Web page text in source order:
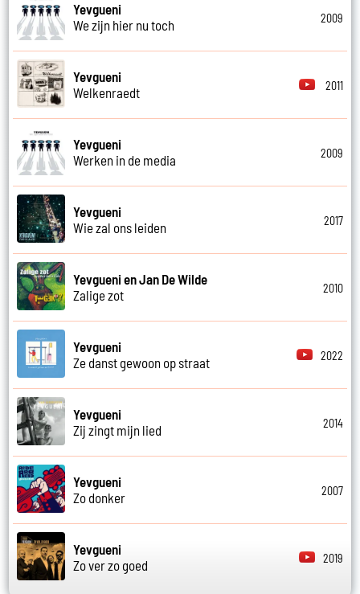
Yevgueni
We zijn hier nu toch
2009
Yevgueni
Welkenraedt
2011
Yevgueni
Werken in de media
2009
Yevgueni
Wie zal ons leiden
2017
Yevgueni en Jan De Wilde
Zalige zot
2010
Yevgueni
Ze danst gewoon op straat
2022
Yevgueni
Zij zingt mijn lied
2014
Yevgueni
Zo donker
2007
Yevgueni
Zo ver zo goed
2019